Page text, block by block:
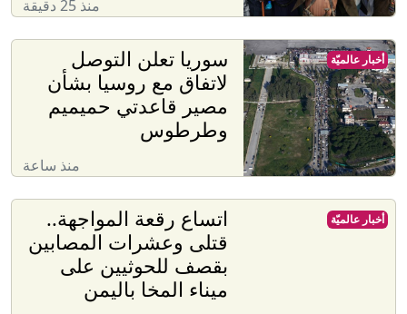
منذ 25 دقيقة
سوريا تعلن التوصل
لاتفاق مع روسيا بشأن
مصير قاعدتي حميميم
وطرطوس
منذ ساعة
أخبار عالميّة
اتساع رقعة المواجهة..
قتلى وعشرات المصابين
بقصف للحوثيين على
ميناء المخا باليمن
أخبار عالميّة